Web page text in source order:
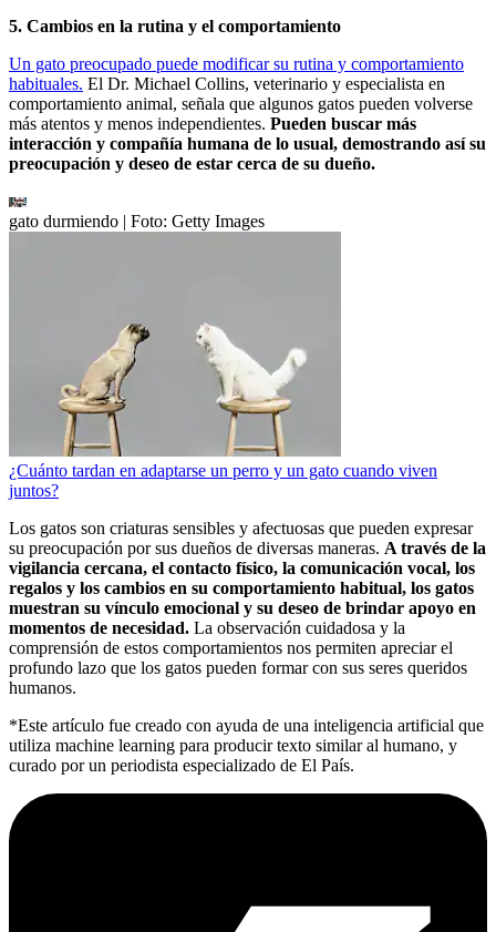
5. Cambios en la rutina y el comportamiento
Un gato preocupado puede modificar su rutina y comportamiento
habituales. El Dr. Michael Collins, veterinario y especialista en
comportamiento animal, señala que algunos gatos pueden volverse
más atentos y menos independientes. Pueden buscar más
interacción y compañía humana de lo usual, demostrando así su
preocupación y deseo de estar cerca de su dueño.
gato durmiendo | Foto: Getty Images
¿Cuánto tardan en adaptarse un perro y un gato cuando viven
juntos?
Los gatos son criaturas sensibles y afectuosas que pueden expresar
su preocupación por sus dueños de diversas maneras. A través de la
vigilancia cercana, el contacto físico, la comunicación vocal, los
regalos y los cambios en su comportamiento habitual, los gatos
muestran su vínculo emocional y su deseo de brindar apoyo en
momentos de necesidad. La observación cuidadosa y la
comprensión de estos comportamientos nos permiten apreciar el
profundo lazo que los gatos pueden formar con sus seres queridos
humanos.
*Este artículo fue creado con ayuda de una inteligencia artificial que
utiliza machine learning para producir texto similar al humano, y
curado por un periodista especializado de El País.